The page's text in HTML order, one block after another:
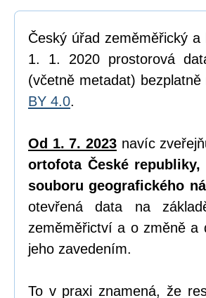
Český úřad zeměměřický
1. 1. 2020 prostorová
(včetně metadat)
BY 4.0.
Od 1. 7. 2023 navíc
ortofota České
souboru geografického
otevřená data na
zeměměřictví a o změně a
jeho zavedením.
To v praxi znamená, že